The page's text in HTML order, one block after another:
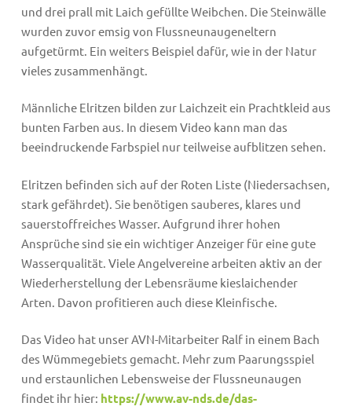
und drei prall mit Laich gefüllte Weibchen. Die Steinwälle
wurden zuvor emsig von Flussneunaugeneltern
aufgetürmt. Ein weiters Beispiel dafür, wie in der Natur
vieles zusammenhängt.
Männliche Elritzen bilden zur Laichzeit ein Prachtkleid aus
bunten Farben aus. In diesem Video kann man das
beeindruckende Farbspiel nur teilweise aufblitzen sehen.
Elritzen befinden sich auf der Roten Liste (Niedersachsen,
stark gefährdet). Sie benötigen sauberes, klares und
sauerstoffreiches Wasser. Aufgrund ihrer hohen
Ansprüche sind sie ein wichtiger Anzeiger für eine gute
Wasserqualität. Viele Angelvereine arbeiten aktiv an der
Wiederherstellung der Lebensräume kieslaichender
Arten. Davon profitieren auch diese Kleinfische.
Das Video hat unser AVN-Mitarbeiter Ralf in einem Bach
des Wümmegebiets gemacht. Mehr zum Paarungsspiel
und erstaunlichen Lebensweise der Flussneunaugen
findet ihr hier: https://www.av-nds.de/das-